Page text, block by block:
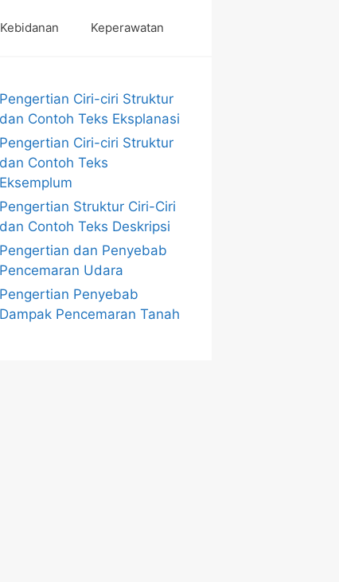
Kebidanan Keperawatan
Pengertian Ciri-ciri Struktur
dan Contoh Teks Eksplanasi
Pengertian Ciri-ciri Struktur
dan Contoh Teks
Eksemplum
Pengertian Struktur Ciri-Ciri
dan Contoh Teks Deskripsi
Pengertian dan Penyebab
Pencemaran Udara
Pengertian Penyebab
Dampak Pencemaran Tanah